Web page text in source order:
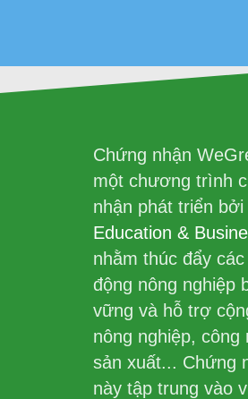
Chứng nhận
một chương trình
nhận phát triển bởi
Education &
nhằm thúc đẩy
động nông nghiệp
vững và hỗ trợ
nông nghiệp, công
sản xuất... Chứng
này tập trung vào